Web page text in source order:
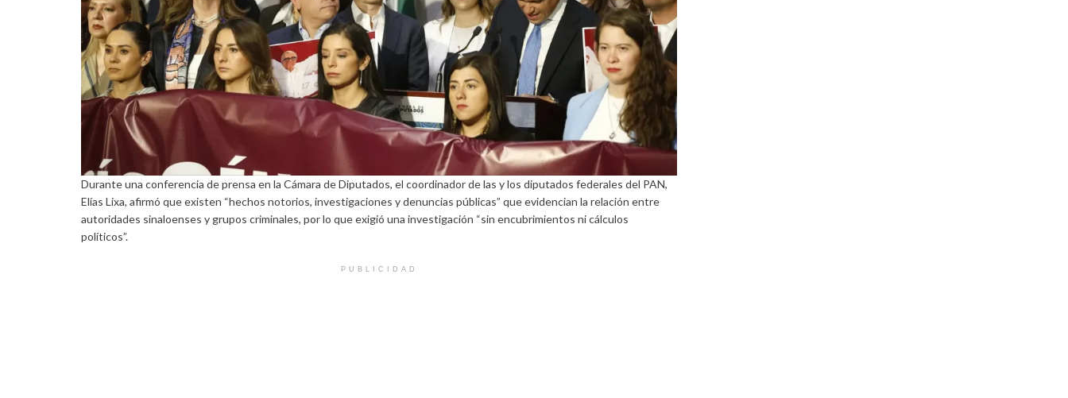
Durante una conferencia de prensa en la Cámara de Diputados, el coordinador de las y los diputados federales del PAN,
Elías Lixa, afirmó que existen “hechos notorios, investigaciones y denuncias públicas” que evidencian la relación entre
autoridades sinaloenses y grupos criminales, por lo que exigió una investigación “sin encubrimientos ni cálculos
políticos”.
PUBLICIDAD